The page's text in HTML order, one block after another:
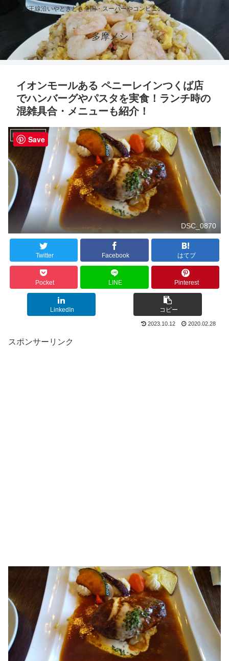
京王線沿いやときどき全国・スーパーやコンビニのグルメを紹介！
多摩メシ！
イオンモールある ペニーレインつくば店
でハンバーグやパスタを実食！ランチ時の
混雑具合・メニューも紹介！
関東のグルメ
DSC_0870
Twitter Facebook はてブ
Pocket LINE Pinterest
LinkedIn コピー
2023.10.12 2020.02.28
スポンサーリンク
Save